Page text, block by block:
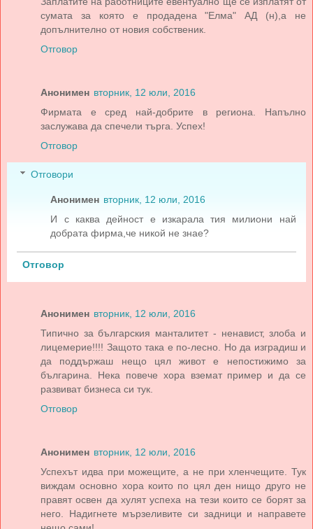
сумата за която е продадена "Елма" АД (н),а не
допълнително от новия собственик.
Отговор
Анонимен вторник, 12 юли, 2016
Фирмата е сред най-добрите в региона. Напълно
заслужава да спечели търга. Успех!
Отговор
Отговори
Анонимен вторник, 12 юли, 2016
И с каква дейност е изкарала тия милиони най
добрата фирма,че никой не знае?
Отговор
Анонимен вторник, 12 юли, 2016
Типично за българския манталитет - ненавист, злоба и
лицемерие!!!! Защото така е по-лесно. Но да изградиш и
да поддържаш нещо цял живот е непостижимо за
българина. Нека повече хора вземат пример и да се
развиват бизнеса си тук.
Отговор
Анонимен вторник, 12 юли, 2016
Успехът идва при можещите, а не при хленчещите. Тук
виждам основно хора които по цял ден нищо друго не
правят освен да хулят успеха на тези които се борят за
него. Надигнете мързеливите си задници и направете